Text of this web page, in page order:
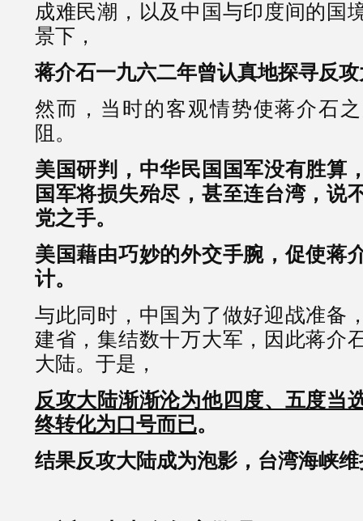
成难民潮，以及中国与印度间的国
景下，
蒋介石一九六二年曾认真地探寻反
然而，当时的客观情势使蒋介石
阻。
美国研判，中华民国国军没有胜算
国军将损失殆尽，甚至连台湾，说
党之手。
美国藉由巧妙的外交手腕，促使蒋
计。
与此同时，中国为了做好迎战准备
建省，集结数十万大军，因此蒋介
大陆。于是，
反攻大陆渐渐沦为他四度、五度当
终转化为口号而已。
结果反攻大陆成为泡影，台湾海峡